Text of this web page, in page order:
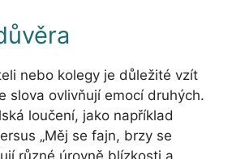
nebo kolegy je důležité vzít
slova ovlivňují emocí druhých.
loučení, jako například
„Měj se fajn, brzy se
různé úrovně blízkosti a